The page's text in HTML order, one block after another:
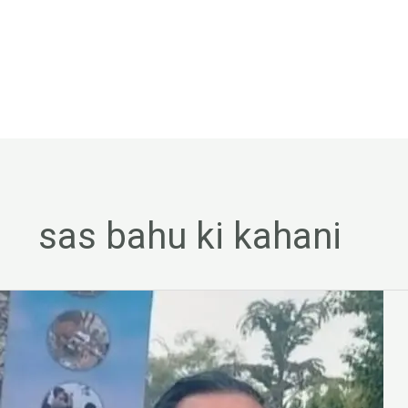
sas bahu ki kahani
डॉ
सत्येन्द्र
कुमार
की
कहानी
–